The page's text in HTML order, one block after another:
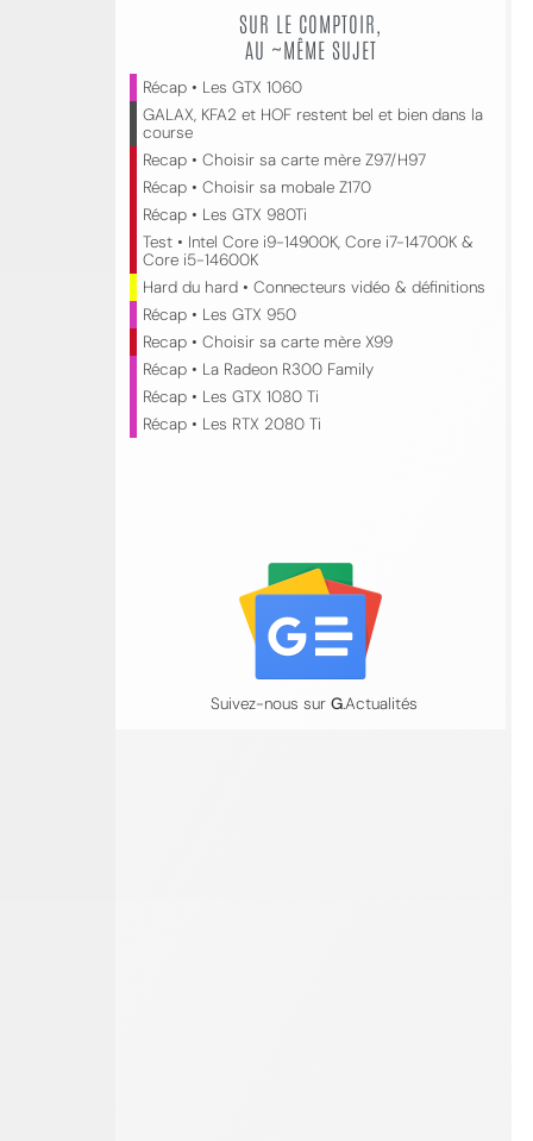
SUR LE COMPTOIR,
AU ~MÊME SUJET
Récap • Les GTX 1060
GALAX, KFA2 et HOF restent bel et bien dans la
course
Recap • Choisir sa carte mère Z97/H97
Récap • Choisir sa mobale Z170
Récap • Les GTX 980Ti
Test • Intel Core i9-14900K, Core i7-14700K &
Core i5-14600K
Hard du hard • Connecteurs vidéo & définitions
Récap • Les GTX 950
Recap • Choisir sa carte mère X99
Récap • La Radeon R300 Family
Récap • Les GTX 1080 Ti
Récap • Les RTX 2080 Ti
Suivez-nous sur G.Actualités